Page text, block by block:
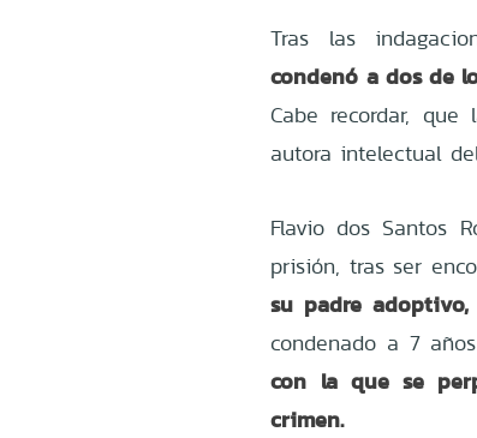
Tras las
condenó a dos de
Cabe recordar,
autora intelectual
Flavio dos Santos
prisión, tras ser
su padre adoptivo,
condenado a 7
con la que se
crimen.